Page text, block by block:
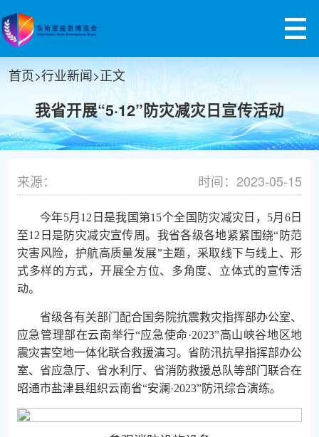
首页>行业新闻>正文
我省开展“5·12”防灾减灾日宣传活动
来源： 时间：2023-05-15
今年5月12日是我国第15个全国防灾减灾日，5月6日
至12日是防灾减灾宣传周。我省各级各地紧紧围绕“防范
灾害风险，护航高质量发展”主题，采取线下与线上、形
式多样的方式，开展全方位、多角度、立体式的宣传活
动。
省级各有关部门配合国务院抗震救灾指挥部办公室、
应急管理部在云南举行“应急使命·2023”高山峡谷地区地
震灾害空地一体化联合救援演习。省防汛抗旱指挥部办公
室、省应急厅、省水利厅、省消防救援总队等部门联合在
昭通市盐津县组织云南省“安澜·2023”防汛综合演练。